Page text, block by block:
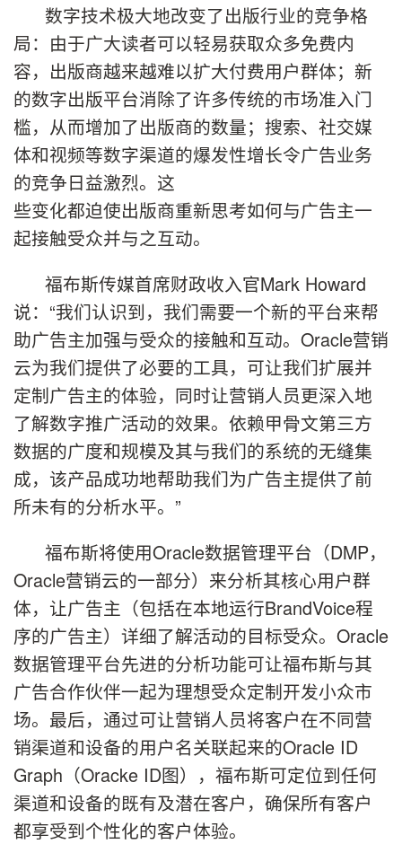
数字技术极大地改变了出版行业的竞争格
局：由于广大读者可以轻易获取众多免费内
容，出版商越来越难以扩大付费用户群体；新
的数字出版平台消除了许多传统的市场准入门
槛，从而增加了出版商的数量；搜索、社交媒
体和视频等数字渠道的爆发性增长令广告业务
的竞争日益激烈。这
些变化都迫使出版商重新思考如何与广告主一
起接触受众并与之互动。
福布斯传媒首席财政收入官Mark Howard
说：“我们认识到，我们需要一个新的平台来帮
助广告主加强与受众的接触和互动。Oracle营销
云为我们提供了必要的工具，可让我们扩展并
定制广告主的体验，同时让营销人员更深入地
了解数字推广活动的效果。依赖甲骨文第三方
数据的广度和规模及其与我们的系统的无缝集
成，该产品成功地帮助我们为广告主提供了前
所未有的分析水平。”
福布斯将使用Oracle数据管理平台（DMP，
Oracle营销云的一部分）来分析其核心用户群
体，让广告主（包括在本地运行BrandVoice程
序的广告主）详细了解活动的目标受众。Oracle
数据管理平台先进的分析功能可让福布斯与其
广告合作伙伴一起为理想受众定制开发小众市
场。最后，通过可让营销人员将客户在不同营
销渠道和设备的用户名关联起来的Oracle ID
Graph（Oracke ID图），福布斯可定位到任何
渠道和设备的既有及潜在客户，确保所有客户
都享受到个性化的客户体验。